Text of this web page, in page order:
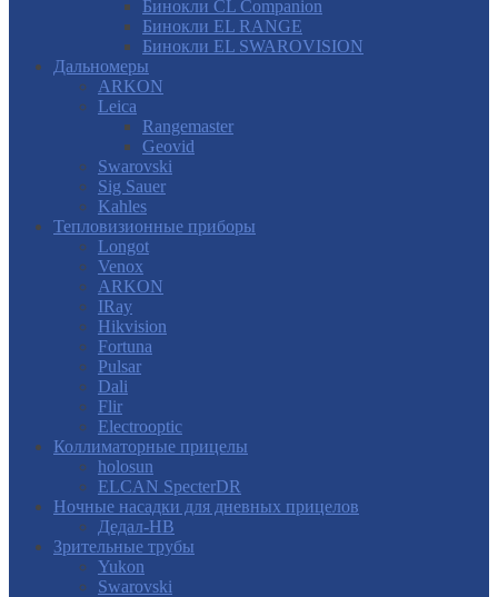
Бинокли CL Companion
Бинокли EL RANGE
Бинокли EL SWAROVISION
Дальномеры
ARKON
Leica
Rangemaster
Geovid
Swarovski
Sig Sauer
Kahles
Тепловизионные приборы
Longot
Venox
ARKON
IRay
Hikvision
Fortuna
Pulsar
Dali
Flir
Electrooptic
Коллиматорные прицелы
holosun
ELCAN SpecterDR
Ночные насадки для дневных прицелов
Дедал-НВ
Зрительные трубы
Yukon
Swarovski